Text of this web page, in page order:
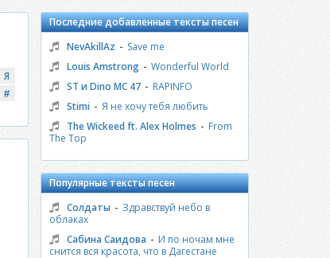
Я
#
Последние добавленные тексты песен
NevAkillAz - Save me
Louis Amstrong - Wonderful World
ST и Dino MC 47 - RAPINFO
Stimi - Я не хочу тебя любить
The Wickeed ft. Alex Holmes - From
The Top
Популярные тексты песен
Солдаты - Здравствуй небо в
облаках
Сабина Саидова - И по ночам мне
снится вся красота, что в Дагестане